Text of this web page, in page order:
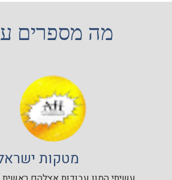
מה מספרים
מטקות